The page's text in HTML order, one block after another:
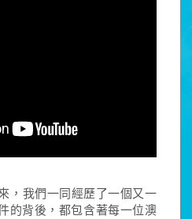
，我們一同經歷了一個又一
的背後，都包含著每一位澳